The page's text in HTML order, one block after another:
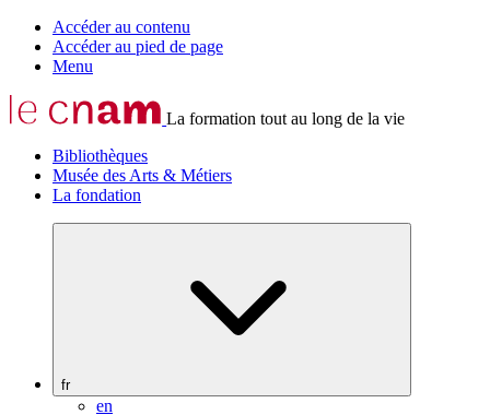
Accéder au contenu
Accéder au pied de page
Menu
La formation tout au long de la vie
Bibliothèques
Musée des Arts & Métiers
La fondation
fr
en